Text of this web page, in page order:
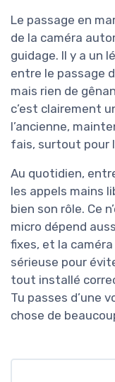
Le passage en
de la caméra
guidage. Il y a un
entre le passage
mais rien de
c’est clairement
l’ancienne,
fais, surtout pour
Au quotidien,
les appels mains
bien son rôle. Ce
micro dépend
fixes, et la
sérieuse pour
tout installé
Tu passes d’une
chose de